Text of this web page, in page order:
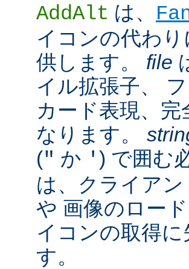
AddAlt は、
イコンの代わ
供します。 file
イル拡張子、
カード表現、
なります。
(" か ' ) で囲む
は、クライア
や 画像のロー
イコンの取得
す。